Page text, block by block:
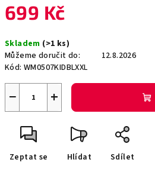
699 Kč
cena:
Skladem (>1 ks)
Můžeme doručit do:
12.8.2026
Kód: WM0507KIDBLXXL
+
−
Zeptat se Hlídat Sdílet